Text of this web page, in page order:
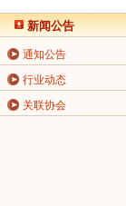
新闻公告
通知公告
行业动态
关联协会